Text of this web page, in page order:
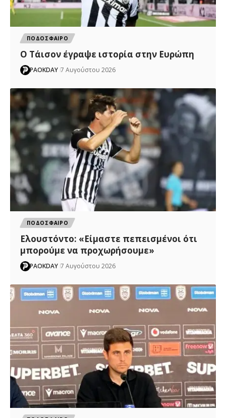
ΠΟΔΟΣΦΑΙΡΟ
Ο Τάισον έγραψε ιστορία στην Ευρώπη
PAOKDAY 7 Αυγούστου 2026
ΠΟΔΟΣΦΑΙΡΟ
Ελουστόντο: «Είμαστε πεπεισμένοι ότι
μπορούμε να προχωρήσουμε»
PAOKDAY 7 Αυγούστου 2026